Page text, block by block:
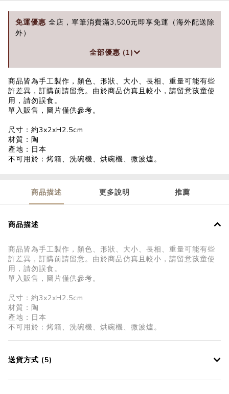
免運優惠 全店，單筆消費滿3,500元即享免運（海外配送除
外）
全部優惠 (1)
商品皆為手工製作，顏色、形狀、大小、長相、重量可能有些
許差異，訂購前請留意。由於商品仿真且較小，請留意孩童使
用，請勿誤食。
單入販售，圖片僅供參考。
尺寸：約3x2xH2.5cm
材質：陶
產地：日本
不可用於：烤箱、洗碗機、烘碗機、微波爐。
商品描述 更多說明 推薦
商品描述
商品皆為手工製作，顏色、形狀、大小、長相、重量可能有些
許差異，訂購前請留意。由於商品仿真且較小，請留意孩童使
用，請勿誤食。
單入販售，圖片僅供參考。
尺寸：約3x2xH2.5cm
材質：陶
產地：日本
不可用於：烤箱、洗碗機、烘碗機、微波爐。
送貨方式 (5)